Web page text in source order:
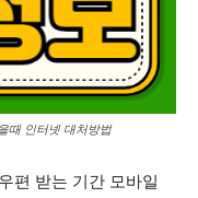
때 인터넷 대처방법
편 받는 기간 모바일